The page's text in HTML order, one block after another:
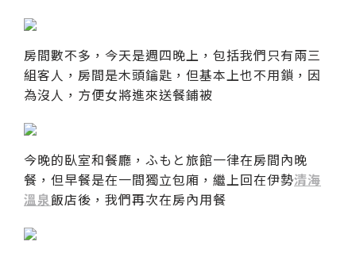
房間數不多，今天是週四晚上，包括我們只有兩三
組客人，房間是木頭鑰匙，但基本上也不用鎖，因
為沒人，方便女將進來送餐鋪被
今晚的臥室和餐廳，ふもと旅館一律在房間內晚
餐，但早餐是在一間獨立包廂，繼上回在伊勢清海
溫泉飯店後，我們再次在房內用餐